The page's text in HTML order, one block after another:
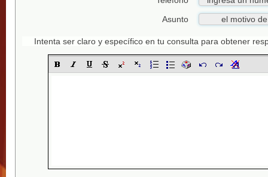
Asunto
Intenta ser claro y específico en tu consulta para obtener